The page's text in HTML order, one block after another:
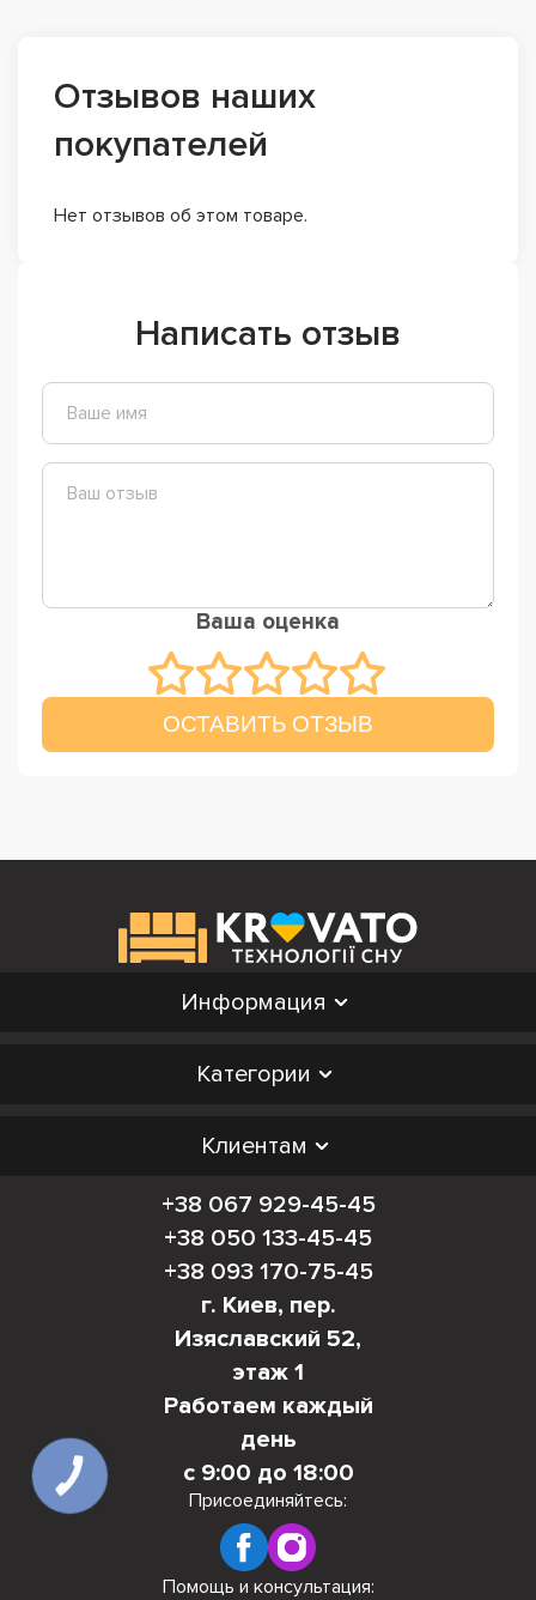
Отзывов наших
покупателей
Нет отзывов об этом товаре.
Написать отзыв
Ваша оценка
ОСТАВИТЬ ОТЗЫВ
Информация
Категории
Клиентам
+38 067 929-45-45
+38 050 133-45-45
+38 093 170-75-45
г. Киев, пер.
Изяславский 52,
этаж 1
Работаем каждый
день
с 9:00 до 18:00
Присоединяйтесь:
Помощь и консультация:
КНОПКА
СВЯЗИ